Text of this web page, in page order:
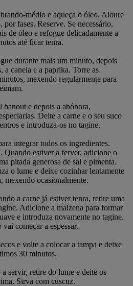
médio e aqueça o óleo. Aloure
por fases. Reserve. Se necessário,
de óleo e refogue delicadamente a
até ficar tenra.
durante mais um minuto, depois
a canela e a paprika. Torre as
mexendo regularmente para
hanout e depois a abóbora,
Deite a carne e o seu suco
e introduza-os no tagine.
integrar todos os ingredientes.
Quando estiver a ferver, adicione o
pitada generosa de sal e pimenta.
o lume e deixe cozinhar lentamente
mexendo ocasionalmente.
a carne já estiver tenra, retire uma
Adicione a maizena para formar
e introduza novamente no tagine.
começar a espessar.
e volte a colocar a tampa e deixe
30 minutos.
servir, retire do lume e deite os
Sirva com cuscuz.